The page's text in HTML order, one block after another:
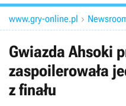
www.gry-online.pl 
Gwiazda Ahsoki
zaspoilerowała
z finału